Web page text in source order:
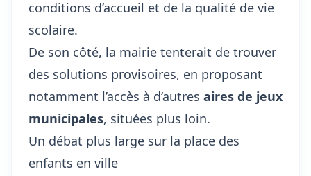
conditions d’accueil et de la qualité de vie
scolaire.
De son côté, la mairie tenterait de trouver
des solutions provisoires, en proposant
notamment l’accès à d’autres aires de jeux
municipales, situées plus loin.
Un débat plus large sur la place des
enfants en ville